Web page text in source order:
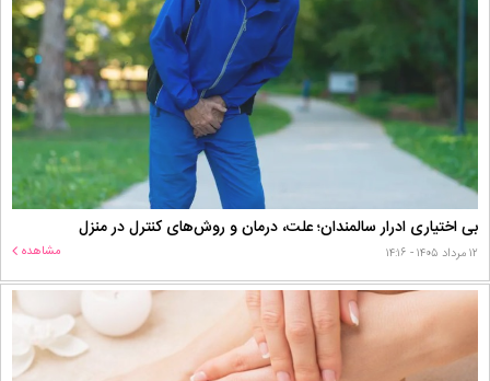
بی اختیاری ادرار سالمندان؛ علت، درمان و روش‌های کنترل در منزل
۱۲ مرداد ۱۴۰۵ - ۱۴:۱۶ مشاهده